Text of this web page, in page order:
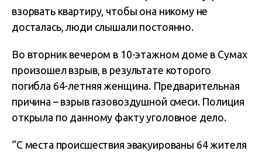
взорвать квартиру, чтобы она никому не
досталась, люди слышали постоянно.
Во вторник вечером в 10-этажном доме в Сумах
произошел взрыв, в результате которого
погибла 64-летняя женщина. Предварительная
причина – взрыв газовоздушной смеси. Полиция
открыла по данному факту уголовное дело.
“С места происшествия эвакуированы 64 жителя